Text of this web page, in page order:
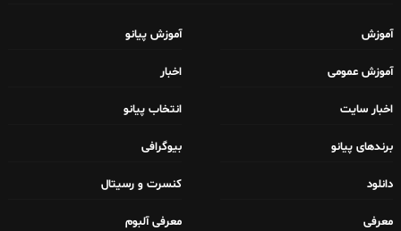
آموزش آموزش پیانو
آموزش عمومی اخبار
اخبار سایت انتخاب پیانو
برندهای پیانو بیوگرافی
دانلود کنسرت و رسیتال
معرفی معرفی آلبوم